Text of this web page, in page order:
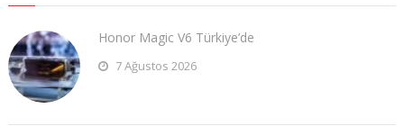
Honor Magic V6 Türkiye’de
7 Ağustos 2026